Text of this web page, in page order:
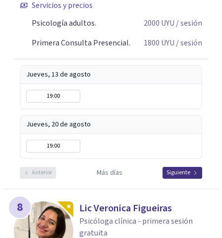
Servicios y precios
Psicología adultos.
2000 UYU / sesión
Primera Consulta Presencial.
1800 UYU / sesión
Jueves, 13 de agosto
19:00
Jueves, 20 de agosto
19:00
Anterior Más días Siguiente
8 Lic Veronica Figueiras
Psicóloga clínica - primera sesión
gratuita